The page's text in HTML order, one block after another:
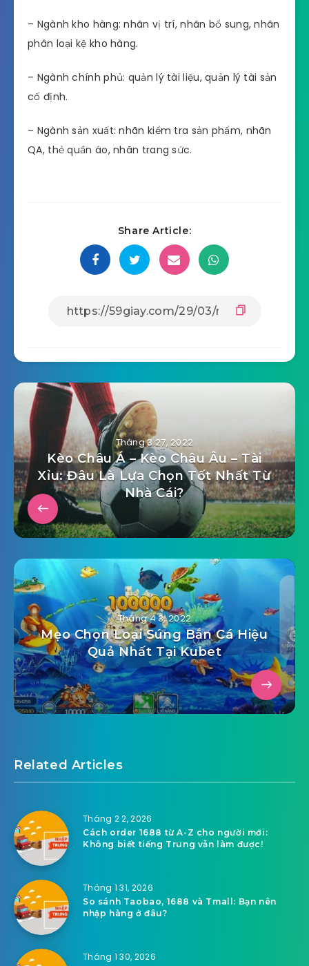
– Ngành kho hàng: nhãn vị trí, nhãn bổ sung, nhãn
phân loại kệ kho hàng.
– Ngành chính phủ: quản lý tài liệu, quản lý tài sản
cố định.
– Ngành sản xuất: nhãn kiểm tra sản phẩm, nhãn
QA, thẻ quần áo, nhãn trang sức.
Share Article:
Tháng 3 27, 2022
Kèo Châu Á – Kèo Châu Âu – Tài
Xỉu: Đâu Là Lựa Chọn Tốt Nhất Từ
Nhà Cái?
Tháng 4 3, 2022
Mẹo Chọn Loại Súng Bắn Cá Hiệu
Quả Nhất Tại Kubet
Related Articles
Tháng 2 2, 2026
Cách order 1688 từ A-Z cho người mới:
Không biết tiếng Trung vẫn làm được!
Tháng 1 31, 2026
So sánh Taobao, 1688 và Tmall: Bạn nên
nhập hàng ở đâu?
Tháng 1 30, 2026